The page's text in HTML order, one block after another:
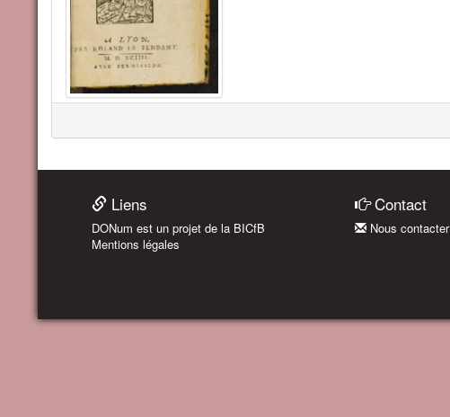
Liens
DONum est un projet de la BICfB
Mentions légales
Contact
Nous contacter